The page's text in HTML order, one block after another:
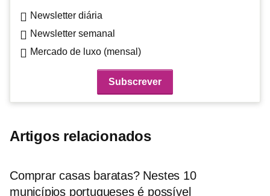
Newsletter diária
Newsletter semanal
Mercado de luxo (mensal)
Artigos relacionados
Comprar casas baratas? Nestes 10
municípios portugueses é possível